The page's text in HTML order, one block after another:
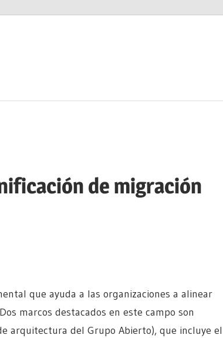
de migración
que ayuda a las organizaciones a alinear
marcos destacados en este campo son
arquitectura del Grupo Abierto), que incluye el